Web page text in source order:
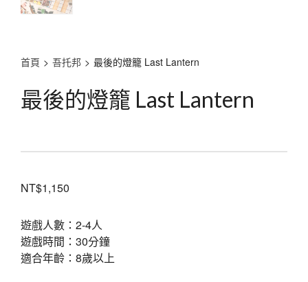
首頁 > 吾托邦 > 最後的燈籠 Last Lantern
最後的燈籠 Last Lantern
NT$1,150
遊戲人數：2-4人
遊戲時間：30分鐘
適合年齡：8歲以上